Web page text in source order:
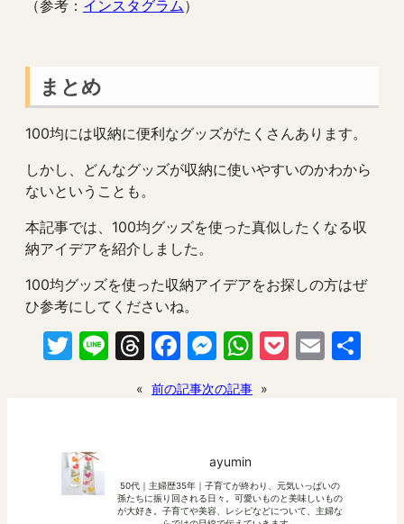
（参考： インスタグラム ）
まとめ
100均には収納に便利なグッズがたくさんあります。
しかし、どんなグッズが収納に使いやすいのかわから
ないということも。
本記事では、100均グッズを使った真似したくなる収
納アイデアを紹介しました。
100均グッズを使った収納アイデアをお探しの方はぜ
ひ参考にしてくださいね。
Twitter
LineThreads
Facebook
Messenger
WhatsApp
Pocket
Email
« 前の記事次の記事 »
ayumin
50代｜主婦歴35年｜子育てが終わり、元気いっぱいの
孫たちに振り回される日々。可愛いものと美味しいもの
が大好き。子育てや美容、レシピなどについて、主婦な